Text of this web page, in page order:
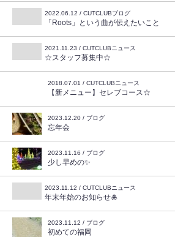
2022.06.12 / CUTCLUBブログ
「Roots」という曲が伝えたいこと
2021.11.23 / CUTCLUBニュース
☆スタッフ募集中☆
2018.07.01 / CUTCLUBニュース
【新メニュー】セレブコース☆
2023.12.20 / ブログ
忘年会
2023.11.16 / ブログ
少し早めの✨
2023.11.12 / CUTCLUBニュース
年末年始のお知らせ🎍
2023.11.12 / ブログ
初めての福岡